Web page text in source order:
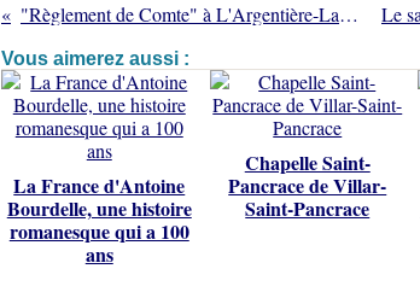
"Règlement de Comte" à L'Argentière-La bessée
Vous aimerez aussi :
La France d'Antoine
Bourdelle, une histoire
romanesque qui a 100
ans
Chapelle Saint-
Pancrace de Villar-
Saint-Pancrace